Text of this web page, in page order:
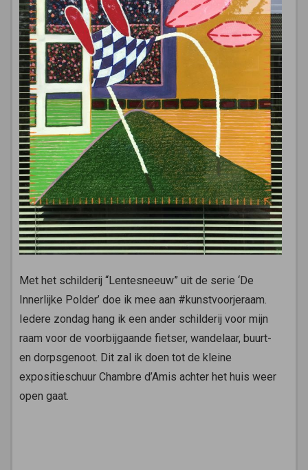
Met het schilderij “Lentesneeuw” uit de serie ‘De
Innerlijke Polder’ doe ik mee aan #kunstvoorjeraam.
Iedere zondag hang ik een ander schilderij voor mijn
raam voor de voorbijgaande fietser, wandelaar, buurt-
en dorpsgenoot. Dit zal ik doen tot de kleine
expositieschuur Chambre d’Amis achter het huis weer
open gaat.